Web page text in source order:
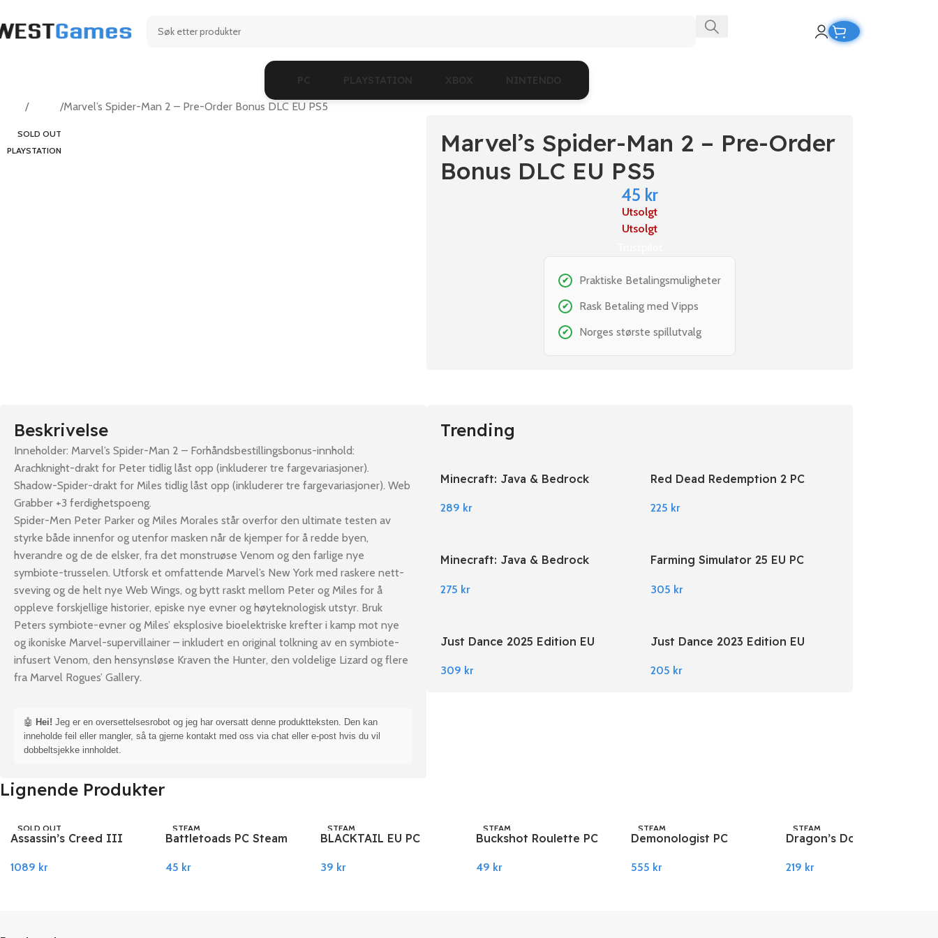
PC PLAYSTATION XBOX NINTENDO
Action Marvel’s Spider-Man 2 – Pre-Order Bonus DLC EU PS5
SOLD OUT
PLAYSTATION
Marvel’s Spider-Man 2 – Pre-Order
Bonus DLC EU PS5
45 kr
Utsolgt
Utsolgt
✔ Praktiske Betalingsmuligheter
✔ Rask Betaling med Vipps
✔ Norges største spillutvalg
Beskrivelse
Inneholder: Marvel’s Spider-Man 2 – Forhåndsbestillingsbonus-innhold:
Arachknight-drakt for Peter tidlig låst opp (inkluderer tre fargevariasjoner).
Shadow-Spider-drakt for Miles tidlig låst opp (inkluderer tre fargevariasjoner). Web
Grabber +3 ferdighetspoeng.
Spider-Men Peter Parker og Miles Morales står overfor den ultimate testen av
styrke både innenfor og utenfor masken når de kjemper for å redde byen,
hverandre og de de elsker, fra det monstruøse Venom og den farlige nye
symbiote-trusselen. Utforsk et omfattende Marvel’s New York med raskere nett-
sveving og de helt nye Web Wings, og bytt raskt mellom Peter og Miles for å
oppleve forskjellige historier, episke nye evner og høyteknologisk utstyr. Bruk
Peters symbiote-evner og Miles’ eksplosive bioelektriske krefter i kamp mot nye
og ikoniske Marvel-supervillainer – inkludert en original tolkning av en symbiote-
infusert Venom, den hensynsløse Kraven the Hunter, den voldelige Lizard og flere
fra Marvel Rogues’ Gallery.
🤖 Hei! Jeg er en oversettelsesrobot og jeg har oversatt denne produktteksten. Den kan
inneholde feil eller mangler, så ta gjerne kontakt med oss via chat eller e-post hvis du vil
dobbeltsjekke innholdet.
Trending
Minecraft: Java & Bedrock
289 kr
Red Dead Redemption 2 PC
225 kr
Minecraft: Java & Bedrock
275 kr
Farming Simulator 25 EU PC
305 kr
Just Dance 2025 Edition EU
309 kr
Just Dance 2023 Edition EU
205 kr
Lignende Produkter
SOLD OUT
UBISOFT
Assassin’s Creed III
Connect
1089 kr
STEAM
Battletoads PC Steam
45 kr
STEAM
BLACKTAIL EU PC
39 kr
STEAM
Buckshot Roulette PC
49 kr
STEAM
Demonologist PC
555 kr
STEAM
Dragon’s Dogma 2 EU
219 kr